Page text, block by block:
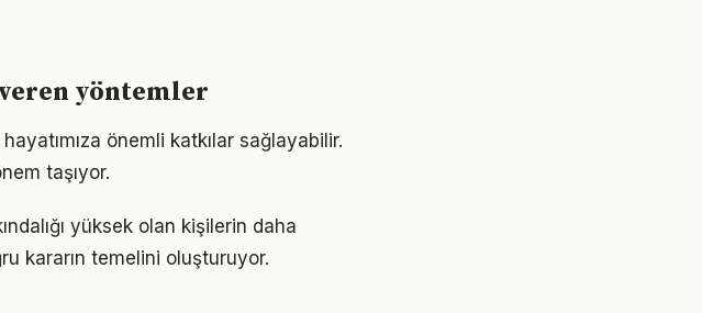
yöntemler
önemli katkılar sağlayabilir.
taşıyor.
yüksek olan kişilerin daha
kararın temelini oluşturuyor.